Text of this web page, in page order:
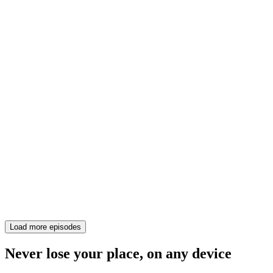
Load more episodes
Never lose your place, on any device